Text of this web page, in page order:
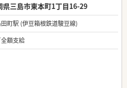
県三島市東本町1丁目16-29
町駅 (伊豆箱根鉄道駿豆線)
額支給